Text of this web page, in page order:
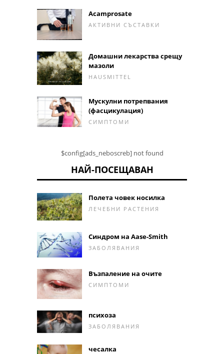
Acamprosate
АКТИВНИ СЪСТАВКИ
Домашни лекарства срещу
мазоли
HAUSMITTEL
Мускулни потрепвания
(фасцикулация)
СИМПТОМИ
$config[ads_neboscreb] not found
НАЙ-ПОСЕЩАВАН
Полета човек носилка
ЛЕЧЕБНИ РАСТЕНИЯ
Синдром на Aase-Smith
ЗАБОЛЯВАНИЯ
Възпаление на очите
СИМПТОМИ
психоза
ЗАБОЛЯВАНИЯ
чесалка